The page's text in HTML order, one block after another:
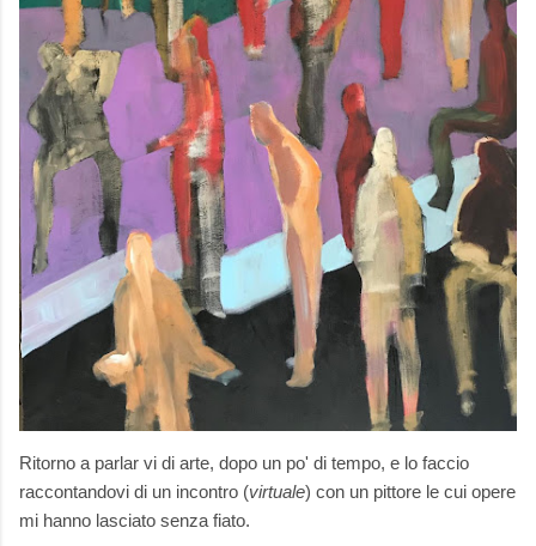
Ritorno a parlar vi di arte, dopo un po' di tempo, e lo faccio
raccontandovi di un incontro (virtuale) con un pittore le cui opere
mi hanno lasciato senza fiato.